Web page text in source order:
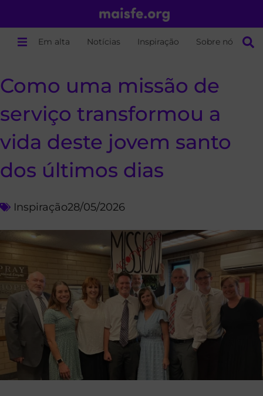
Em alta Notícias Inspiração Sobre nós
Como uma missão de
serviço transformou a
vida deste jovem santo
dos últimos dias
Inspiração28/05/2026